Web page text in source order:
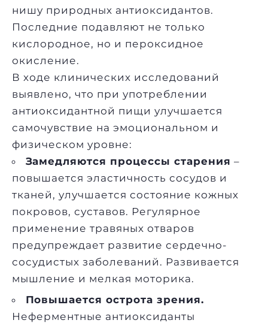
нишу природных антиоксидантов.
Последние подавляют не только
кислородное, но и пероксидное
окисление.
В ходе клинических исследований
выявлено, что при употреблении
антиоксидантной пищи улучшается
самочувствие на эмоциональном и
физическом уровне:
Замедляются процессы старения –
повышается эластичность сосудов и
тканей, улучшается состояние кожных
покровов, суставов. Регулярное
применение травяных отваров
предупреждает развитие сердечно-
сосудистых заболеваний. Развивается
мышление и мелкая моторика.
Повышается острота зрения.
Неферментные антиоксиданты